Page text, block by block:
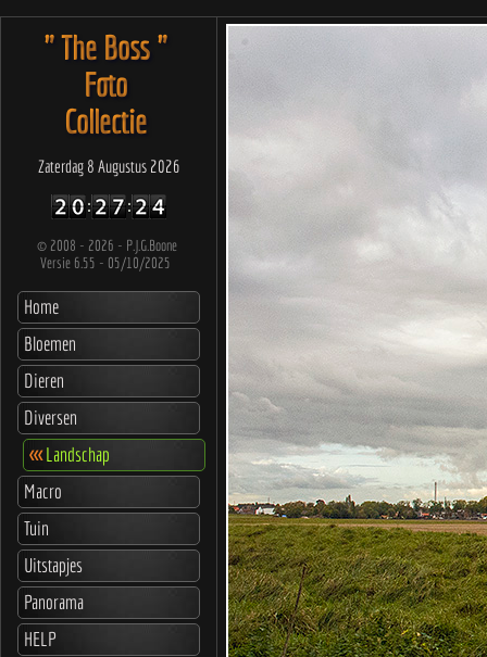
" The Boss "
Foto
Collectie
Zaterdag 8 Augustus 2026
© 2008 - 2026 - P.J.G.Boone
Versie 6.55 - 05/10/2025
Home
Bloemen
Dieren
Diversen
<<<Landschap
Macro
Tuin
Uitstapjes
Panorama
HELP